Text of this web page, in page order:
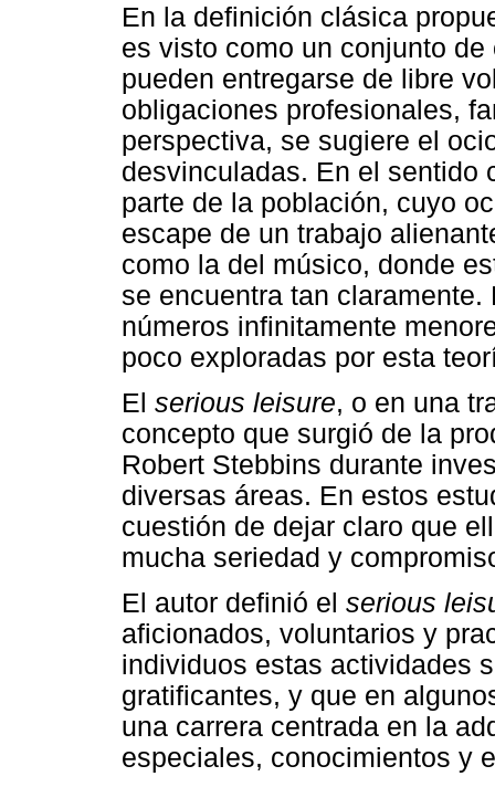
En la definición clásica
es visto como un conjunto
pueden entregarse de libre
obligaciones profesionales,
perspectiva, se sugiere el
desvinculadas. En el sentido
parte de la población, cuyo
escape de un trabajo
como la del músico, donde
se encuentra tan
números infinitamente
poco exploradas por esta
El serious leisure, o en una
concepto que surgió de la
Robert Stebbins durante
diversas áreas. En estos
cuestión de dejar claro que
mucha seriedad y
El autor definió el serious
aficionados, voluntarios y
individuos estas actividades
gratificantes, y que en
una carrera centrada en la
especiales, conocimientos y